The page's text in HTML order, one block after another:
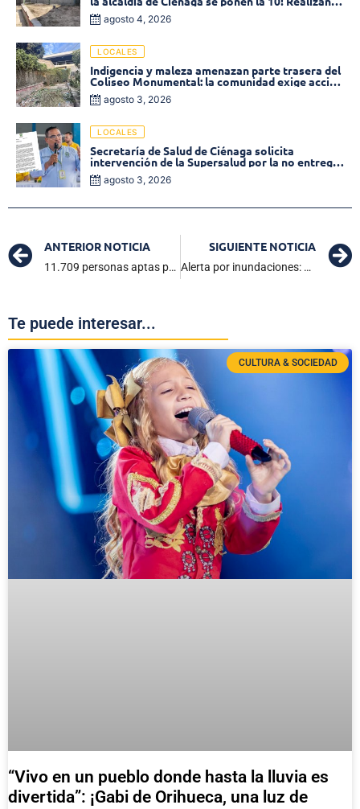
limpieza de la parte posterior del Coliseo
Monumental
agosto 4, 2026
LOCALES
Indigencia y maleza amenazan parte trasera del
Coliseo Monumental: la comunidad exige acción
inmediata!
agosto 3, 2026
LOCALES
Secretaría de Salud de Ciénaga solicita
intervención de la Supersalud por la no entrega
de medicamentos en las EPS
agosto 3, 2026
ANTERIOR NOTICIA
11.709 personas aptas para votar en las elecciones de JAL en Ciénaga y El Banco
SIGUIENTE NOTICIA
Alerta por inundaciones: Fuertes lluvias provocan emergencias en Ciénaga
Te puede interesar...
CULTURA & SOCIEDAD
“Vivo en un pueblo donde hasta la lluvia es
divertida”: ¡Gabi de Orihueca, una luz de